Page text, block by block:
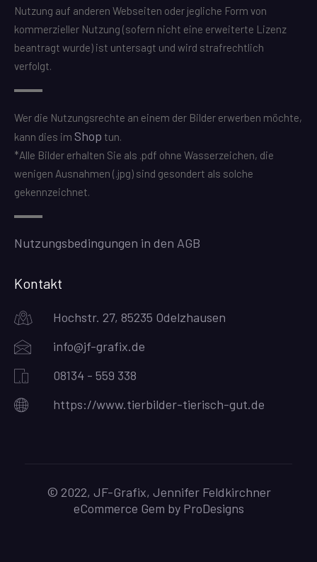
Nutzung auf anderen Webseiten oder jegliche Form von
kommerzieller Nutzung (sofern nicht eine erweiterte Lizenz
beantragt wurde) ist untersagt und wird strafrechtlich
verfolgt.
Wer die Nutzungsrechte an einem der Bilder erwerben möchte,
kann dies im Shop tun.
*Alle Bilder erhalten Sie als .pdf ohne Wasserzeichen, die
wenigen Ausnahmen (.jpg) sind gesondert als solche
gekennzeichnet.
Nutzungsbedingungen in den AGB
Kontakt
Hochstr. 27, 85235 Odelzhausen
info@jf-grafix.de
08134 - 559 338
https://www.tierbilder-tierisch-gut.de
© 2022, JF-Grafix, Jennifer Feldkirchner
eCommerce Gem by ProDesigns